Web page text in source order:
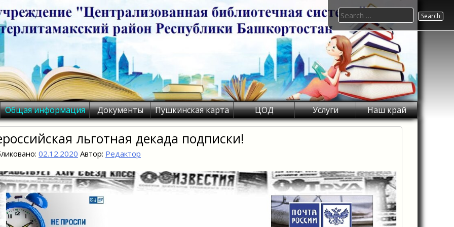
Общая информация Документы Пушкинская карта ЦОД Услуги Наш край
Search
for:
льготная декада подписки!
02.12.2020 Автор: Редактор